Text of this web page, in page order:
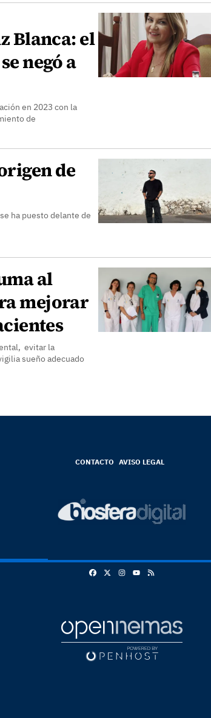
Blanca: el
negó a
en 2023 con la
de
de
ha puesto delante de
al
mejorar
evitar la
sueño adecuado
CONTACTO AVISO LEGAL
FacebookInstagram